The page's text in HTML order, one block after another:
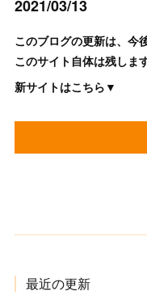
2021/03/13
このブログの更新は、今
このサイト自体は残し
新サイトはこちら▼
最近の更新